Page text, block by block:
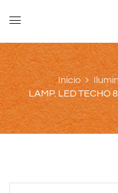
Inicio
LAMP. LED TECHO